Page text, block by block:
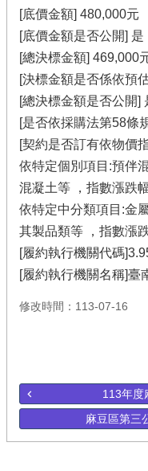
[底價金額] 480,000元
[底價金額是否公開] 是
[總決標金額] 469,000
[決標金額是否係依預
[總決標金額是否公開]
[是否依採購法第58條
[契約是否訂有依物價
依特定個別項目:預伴
混凝土等 ，指數漲跌
依特定中分類項目:金
其製品類等 ，指數漲
[履約執行機關代碼
[履約執行機關名稱]臺
修改時間：113-07-16
113年度
麻豆區第三